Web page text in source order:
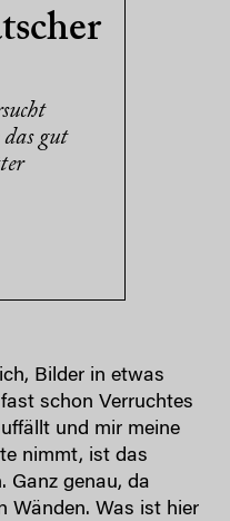
das gut
Bilder in etwas
schon Verruchtes
und mir meine
nimmt, ist das
Ganz genau, da
Wänden. Was ist hier